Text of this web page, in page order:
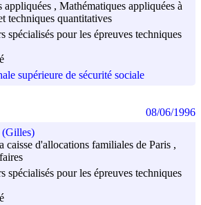
appliquées , Mathématiques appliquées à
techniques quantitatives
spécialisés pour les épreuves techniques
supérieure de sécurité sociale
caisse d'allocations familiales de Paris ,
spécialisés pour les épreuves techniques
08/06/1996